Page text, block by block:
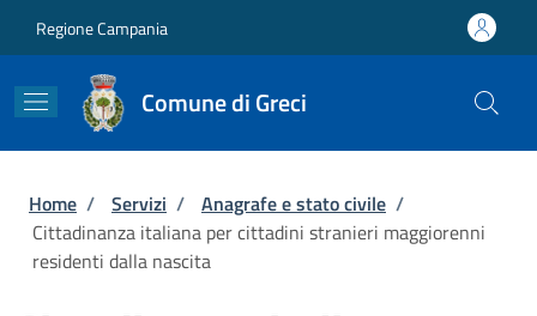
Regione Campania
Comune di Greci
Briciole di pane
Home / Servizi / Anagrafe e stato civile /
Cittadinanza italiana per cittadini stranieri maggiorenni
residenti dalla nascita